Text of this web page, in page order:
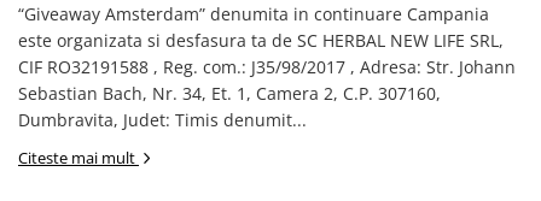
“Giveaway Amsterdam” denumita in continuare Campania
este organizata si desfasura ta de SC HERBAL NEW LIFE SRL,
CIF RO32191588 , Reg. com.: J35/98/2017 , Adresa: Str. Johann
Sebastian Bach, Nr. 34, Et. 1, Camera 2, C.P. 307160,
Dumbravita, Judet: Timis denumit...
Citeste mai mult